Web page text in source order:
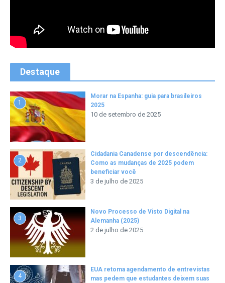
Destaque
1
Morar na Espanha: guia para brasileiros
2025
10 de setembro de 2025
2
Cidadania Canadense por descendência:
Como as mudanças de 2025 podem
beneficiar você
3 de julho de 2025
3
Novo Processo de Visto Digital na
Alemanha (2025)
2 de julho de 2025
4
EUA retoma agendamento de entrevistas
mas pedem que estudantes deixem suas